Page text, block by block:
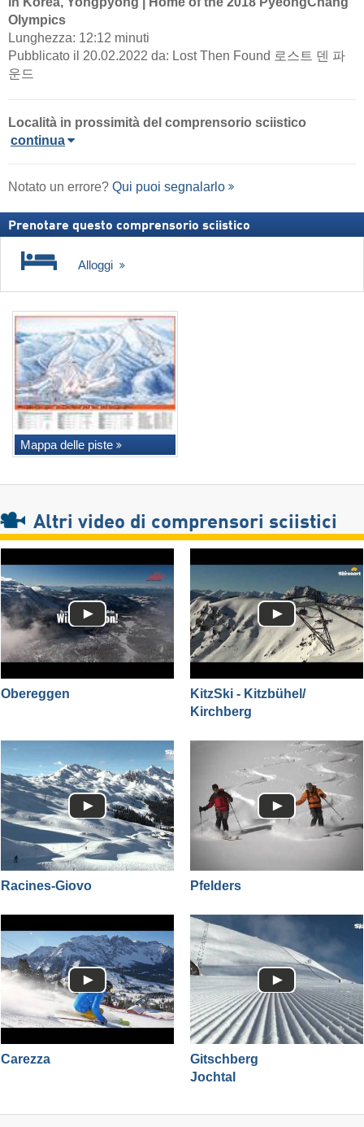
Olympics
Lunghezza: 12:12 minuti
Pubblicato il 20.02.2022 da: Lost Then Found 로스트 덴 파
운드
Località in prossimità del comprensorio sciistico
continua
Notato un errore? Qui puoi segnalarlo
Prenotare questo comprensorio sciistico
Alloggi
Mappa delle piste
Altri video di comprensori sciistici
Obereggen
KitzSki - Kitzbühel/​
Kirchberg
Racines-Giovo Pfelders
Carezza
Gitschberg
Jochtal